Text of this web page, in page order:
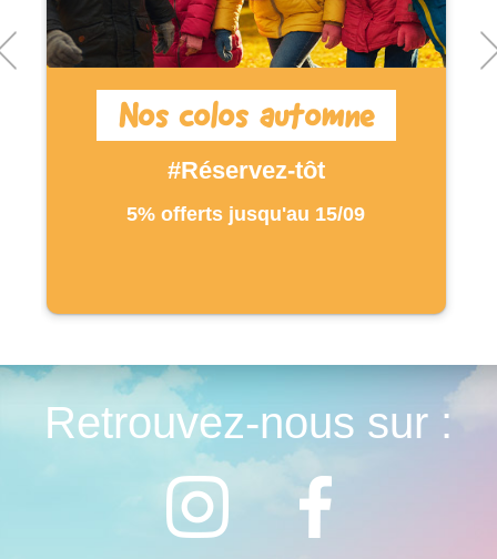
Nos colos automne
#Réservez-tôt
5% offerts jusqu'au 15/09
Retrouvez-nous sur :